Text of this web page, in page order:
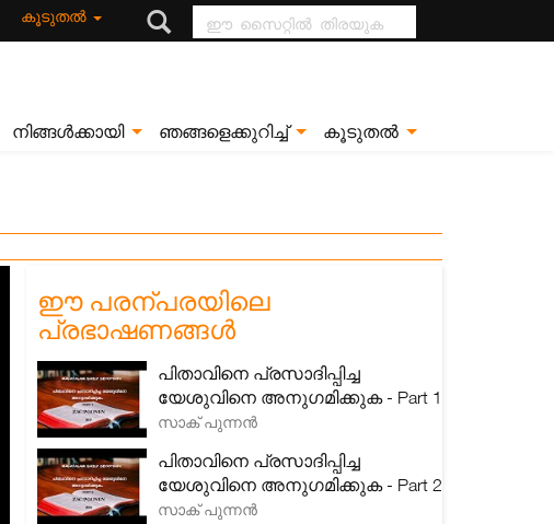
കൂടുതൽ
ഈ സൈറ്റിൽ
തിരയുക
നിങ്ങൾക്കായി ഞങ്ങളെക്കുറിച്ച് കൂടുതൽ
ഈ പരന്പരയിലെ
പ്രഭാഷണങ്ങൾ
പിതാവിനെ പ്രസാദിപ്പിച്ച
യേശുവിനെ അനുഗമിക്കുക - Part 1
സാക് പുന്നൻ
പിതാവിനെ പ്രസാദിപ്പിച്ച
യേശുവിനെ അനുഗമിക്കുക - Part 2
സാക് പുന്നൻ